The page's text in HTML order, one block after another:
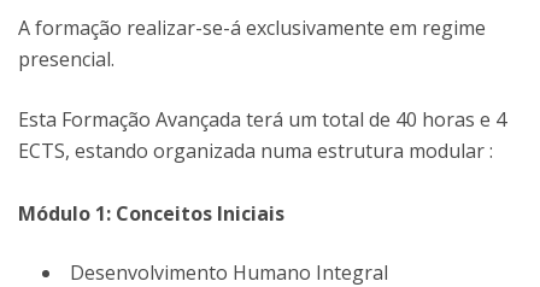
A formação realizar-se-á exclusivamente em regime
presencial.
Esta Formação Avançada terá um total de 40 horas e 4
ECTS, estando organizada numa estrutura modular :
Módulo 1: Conceitos Iniciais
Desenvolvimento Humano Integral